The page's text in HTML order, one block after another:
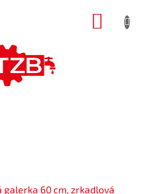
galerka 60 cm, zrkadlová